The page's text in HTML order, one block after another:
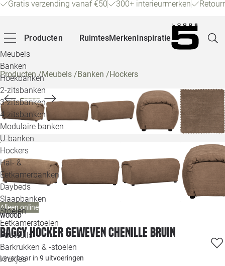
Gratis verzending vanaf €50 300+ interieurmerken
Producten
Meubels
Banken
Hoekbanken
2-zitsbanken
3-zitsbanken
4-zitsbanken
Modulaire banken
U-banken
Hockers
Hal- &
Eetkamerbanken
Daybeds
Slaapbanken
Stoelen
Eetkamerstoelen
Fauteuils
Barkrukken & -stoelen
Krukjes
RuimtesMerkenInspiratie
Producten/Meubels /Banken /Hockers
Alleen online
WOOOD
Baggy hocker geweven chenille bruin
Leverbaar in 9 uitvoeringen